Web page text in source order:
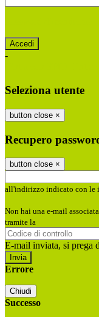
-
Seleziona utente
button close ×
Recupero
button close ×
all'indirizzo indicato con le
Non hai una e-mail
tramite la
E-mail inviata, si prega
Errore
Chiudi
Successo